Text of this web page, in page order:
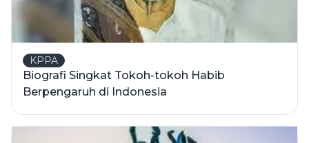
KPPA
Biografi Singkat Tokoh-tokoh Habib
Berpengaruh di Indonesia